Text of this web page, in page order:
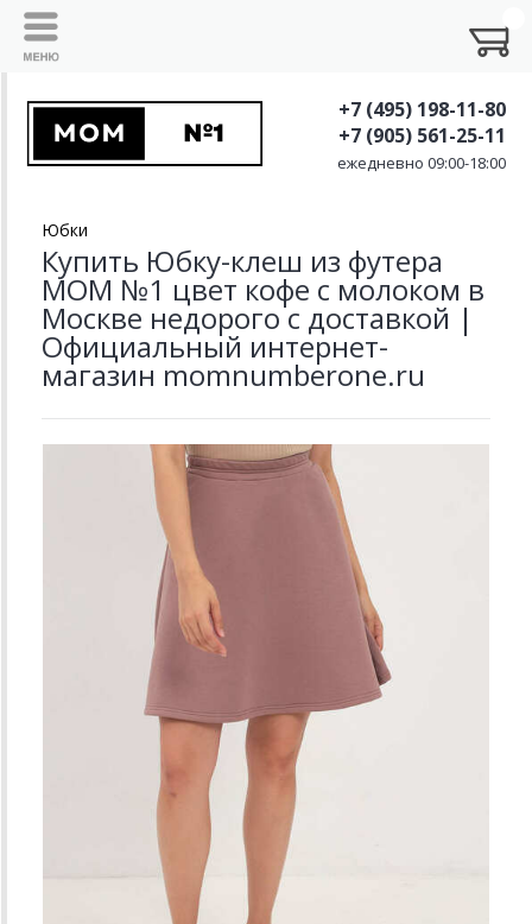
+7 (495) 198-11-80
+7 (905) 561-25-11
ежедневно 09:00-18:00
Юбки
Купить Юбку-клеш из футера
MOM №1 цвет кофе с молоком в
Москве недорого с доставкой |
Официальный интернет-
магазин momnumberone.ru